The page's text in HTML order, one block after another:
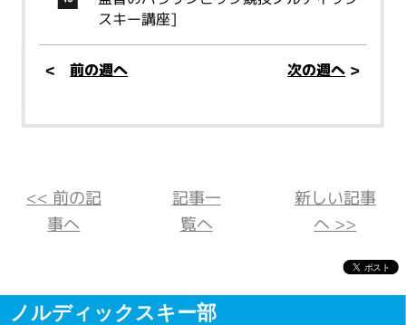
スキー講座]
<前の週へ 次の週へ >
<< 前の記
事へ
記事一
覧へ
新しい記事
へ >>
ノルディックスキー部